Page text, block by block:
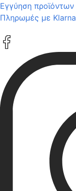
Εγγύηση προϊόντων
Πληρωμές με Klarna